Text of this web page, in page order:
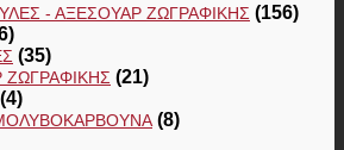
- ΑΞΕΣΟΥΆΡ ΖΩΓΡΑΦΙΚΉΣ (156)
(35)
(21)
(4)
(8)